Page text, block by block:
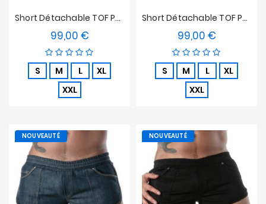
Short Détachable TOF Paris Raw Denim - Bleu
99,00 €Prix
S M L
XL
XXL
Short Détachable TOF Paris Raw Denim - Noir
99,00 €Prix
S M L
XL
XXL
NOUVEAUTÉ NOUVEAUTÉ